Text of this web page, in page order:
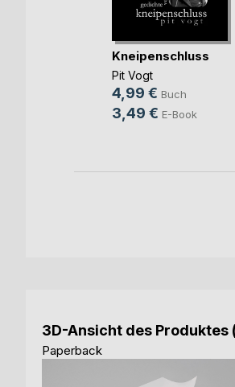
Kneipenschluss
Pit Vogt
4,99 € Buch
3,49 € E-Book
3D-Ansicht des
Paperback